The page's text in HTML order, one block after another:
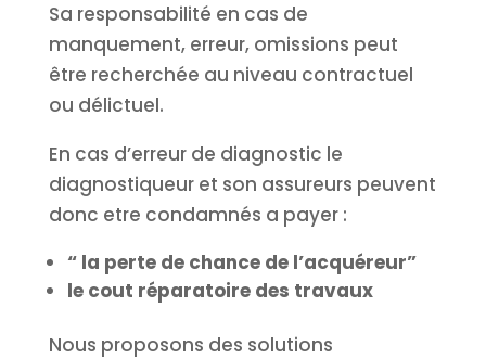
Sa responsabilité en cas de
manquement, erreur, omissions peut
être recherchée au niveau contractuel
ou délictuel.
En cas d’erreur de diagnostic le
diagnostiqueur et son assureurs peuvent
donc etre condamnés a payer :
“ la perte de chance de l’acquéreur”
le cout réparatoire des travaux
Nous proposons des solutions